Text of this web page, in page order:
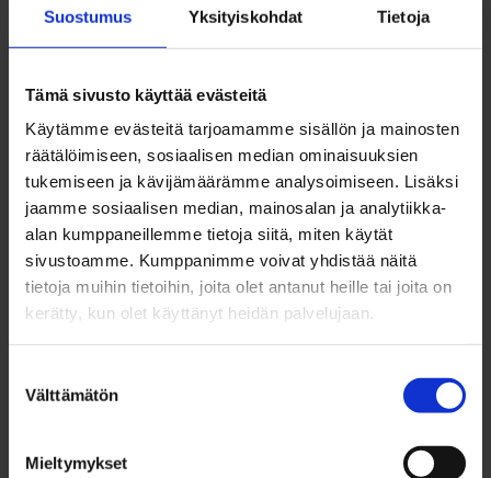
Suostumus Yksityiskohdat Tietoja
Tämä sivusto käyttää evästeitä
Käytämme evästeitä tarjoamamme sisällön ja mainosten
räätälöimiseen, sosiaalisen median ominaisuuksien
tukemiseen ja kävijämäärämme analysoimiseen. Lisäksi
jaamme sosiaalisen median, mainosalan ja analytiikka-
alan kumppaneillemme tietoja siitä, miten käytät
sivustoamme. Kumppanimme voivat yhdistää näitä
tietoja muihin tietoihin, joita olet antanut heille tai joita on
kerätty, kun olet käyttänyt heidän palvelujaan.
valinta
Välttämätön
Mieltymykset
marraskuu 2022
lokakuu 2022
elokuu 2022
heinäkuu 2022
kesäkuu 2022
toukokuu 2022
huhtikuu 2022
maaliskuu 2022
helmikuu 2022
tammikuu 2022
joulukuu 2021
lokakuu 2021
syyskuu 2021
heinäkuu 2021